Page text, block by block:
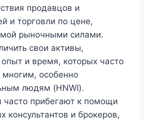
продавцов и
и торговли по цене,
рыночными силами.
свои активы,
и время, которых часто
многим, особенно
людям (HNWI).
часто прибегают к помощи
консультантов и брокеров,